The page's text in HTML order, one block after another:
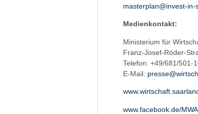
masterplan@invest-in-
Medienkontakt:
Ministerium für
Franz-Josef-Röder-
Telefon: +49/681/501-
E-Mail:
www.facebook.de/